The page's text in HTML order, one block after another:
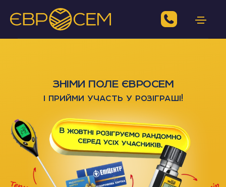
ЗНІМИ ПОЛЕ ЄВРОСЕМ
і прийми участь у розіграші!